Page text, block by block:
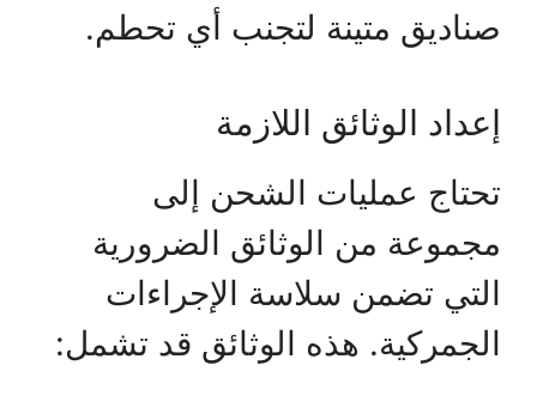
صناديق متينة لتجنب أي تحطم.
إعداد الوثائق اللازمة
تحتاج عمليات الشحن إلى
مجموعة من الوثائق الضرورية
التي تضمن سلاسة الإجراءات
الجمركية. هذه الوثائق قد تشمل: